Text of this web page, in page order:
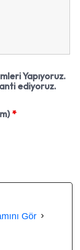
Yapıyoruz.
ediyoruz.
*
Gör